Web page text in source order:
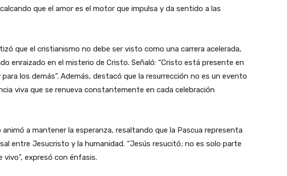
que el amor es el motor que impulsa y da sentido a las
que el cristianismo no debe ser visto como una carrera acelerada,
enraizado en el misterio de Cristo. Señaló: “Cristo está presente en
los demás”. Además, destacó que la resurrección no es un evento
viva que se renueva constantemente en cada celebración
animó a mantener la esperanza, resaltando que la Pascua representa
entre Jesucristo y la humanidad. “Jesús resucitó; no es solo parte
expresó con énfasis.